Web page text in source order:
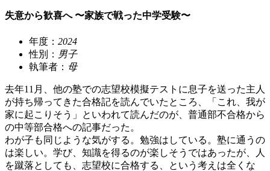
失意から歓喜へ 〜家族で戦った中学受験〜
年度： 2024
性別： 男子
執筆者： 母
去年11月、他の塾での志望校模擬テストに息子を送った主人
が持ち帰ってきた合格記を読んでいたところ、「これ、我が
家に起こりそう」といわれて読んだのが、普通部不合格から
の中等部合格への記事だった。
わが子も同じような気がする。勉強はしている。塾に通うの
は楽しい。学び、知識を得るのが楽しそうではあったが、人
を蹴落としても、志望校に合格する、という考えは全くな